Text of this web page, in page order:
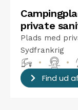
private
Plads med
Sydfrankrig
•
•
Find ud